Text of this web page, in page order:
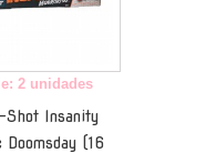
2 unidades
Insanity
Doomsday (16